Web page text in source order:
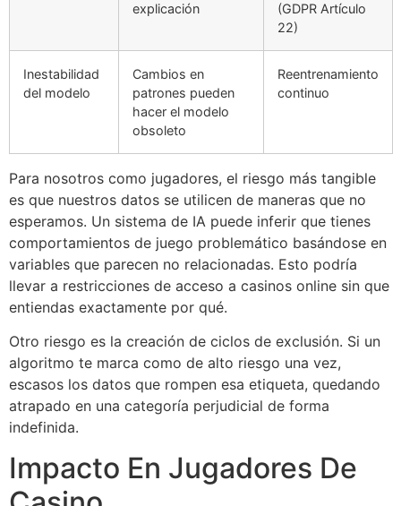
explicación
(GDPR Artículo
22)
Inestabilidad
del modelo
Cambios en
patrones pueden
hacer el modelo
obsoleto
Reentrenamiento
continuo
Para nosotros como jugadores, el riesgo más tangible
es que nuestros datos se utilicen de maneras que no
esperamos. Un sistema de IA puede inferir que tienes
comportamientos de juego problemático basándose en
variables que parecen no relacionadas. Esto podría
llevar a restricciones de acceso a casinos online sin que
entiendas exactamente por qué.
Otro riesgo es la creación de ciclos de exclusión. Si un
algoritmo te marca como de alto riesgo una vez,
escasos los datos que rompen esa etiqueta, quedando
atrapado en una categoría perjudicial de forma
indefinida.
Impacto En Jugadores De